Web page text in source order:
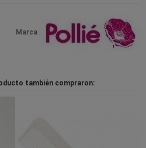
Marca
también compraron: